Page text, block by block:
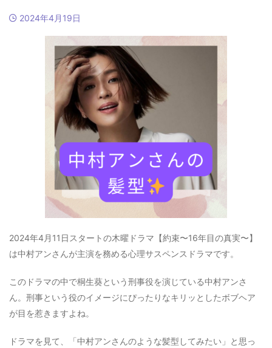
2024年4月19日
2024年4月11日スタートの木曜ドラマ【約束〜16年目の真実〜】
は中村アンさんが主演を務める心理サスペンスドラマです。
このドラマの中で桐生葵という刑事役を演じている中村アンさ
ん。刑事という役のイメージにぴったりなキリッとしたボブヘア
が目を惹きますよね。
ドラマを見て、「中村アンさんのような髪型してみたい」と思っ